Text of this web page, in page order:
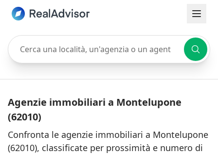
Cerca una località, un'agenzia o un agente
Agenzie immobiliari a Montelupone
(62010)
Confronta le agenzie immobiliari a Montelupone
(62010), classificate per prossimità e numero di